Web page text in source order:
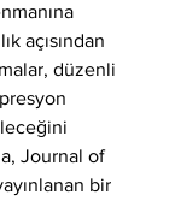
açısından
düzenli
Journal of
bir